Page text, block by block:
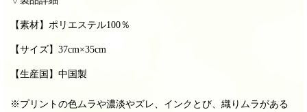
【素材】ポリエステル100％
【サイズ】 37cm×35cm
【生産国】中国製
※プリントの色ムラや濃淡やズレ、インクとび、織りムラがある